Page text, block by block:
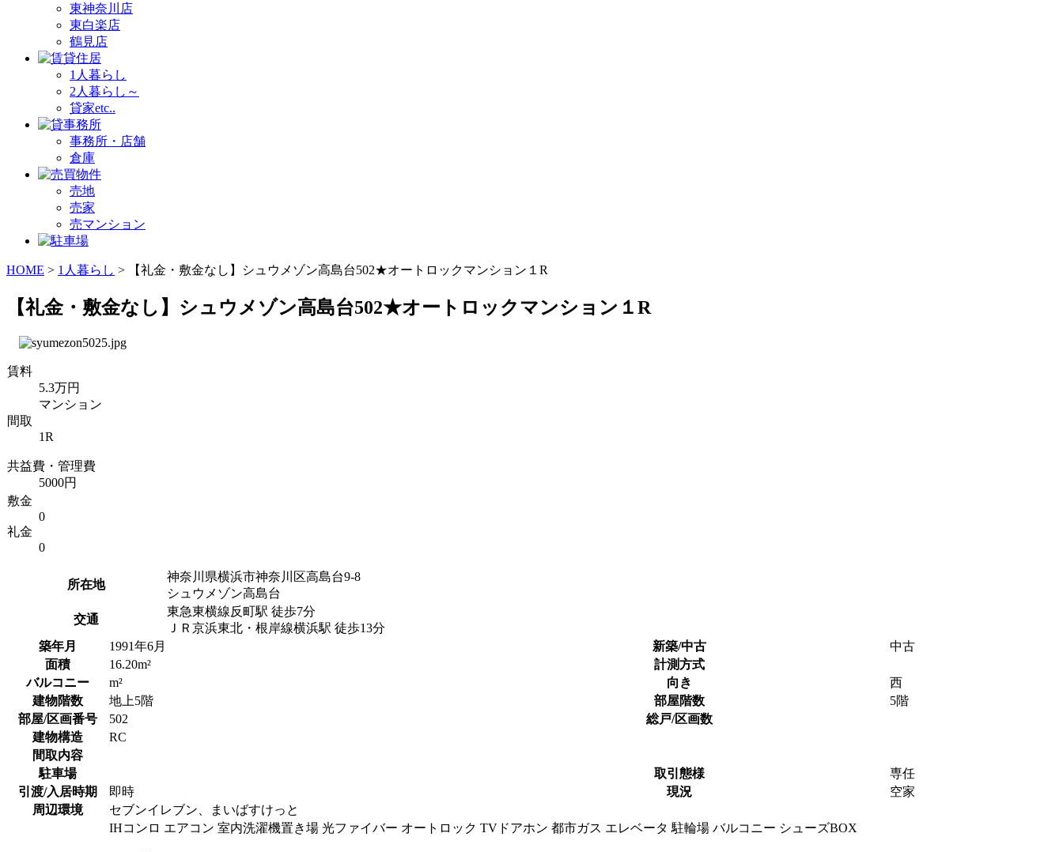
東神奈川店
東白楽店
鶴見店
1人暮らし
2人暮らし～
貸家etc..
事務所・店舗
倉庫
売地
売家
売マンション
HOME > 1人暮らし > 【礼金・敷金なし】シュウメゾン高島台502★オートロックマンション１R
【礼金・敷金なし】シュウメゾン高島台502★オートロックマンション１R
賃料
5.3万円
マンション
間取
1R
共益費・管理費
5000円
敷金
0
礼金
0
所在地
神奈川県横浜市神奈川区高島台9-8
シュウメゾン高島台
交通
東急東横線反町駅 徒歩7分
ＪＲ京浜東北・根岸線横浜駅 徒歩13分
築年月
1991年6月 新築/中古
中古
面積
16.20m²
計測方式
バルコニー
m² 向き
西
建物階数
地上5階 部屋階数
5階
部屋/区画番号
502
総戸/区画数
建物構造
RC
間取内容
駐車場
取引態様
専任
引渡/入居時期
即時 現況
空家
周辺環境
セブンイレブン、まいばすけっと
IHコンロ エアコン 室内洗濯機置き場 光ファイバー オートロック TVドアホン 都市ガス エレベータ 駐輪場 バルコニー シューズBOX